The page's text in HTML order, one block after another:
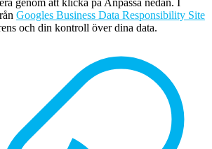
Googles Business Data Responsibility Site
och din kontroll över dina data.